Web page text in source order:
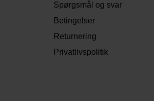
Spørgsmål og svar
Betingelser
Returnering
Privatlivspolitik